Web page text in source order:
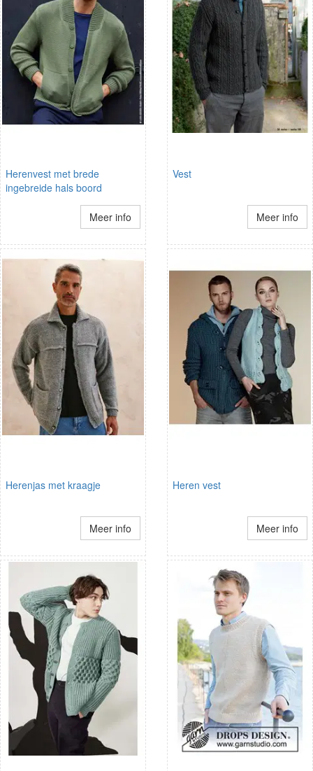
Herenvest met brede
ingebreide hals boord
Meer info
Vest
Meer info
Herenjas met kraagje
Meer info
Heren vest
Meer info